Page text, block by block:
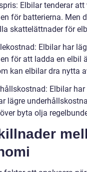
Elbilar tenderar
för batterierna. Men
skattelättnader för
Elbilar har
för att ladda en elbil
kan elbilar dra nytta
Elbilar
lägre
byta olja